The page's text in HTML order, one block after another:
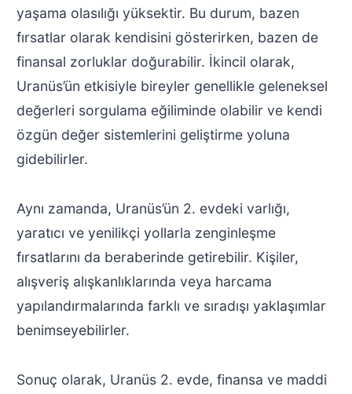
yaşama olasılığı yüksektir. Bu durum, bazen
fırsatlar olarak kendisini gösterirken, bazen de
finansal zorluklar doğurabilir. İkincil olarak,
Uranüs’ün etkisiyle bireyler genellikle geleneksel
değerleri sorgulama eğiliminde olabilir ve kendi
özgün değer sistemlerini geliştirme yoluna
gidebilirler.
Aynı zamanda, Uranüs’ün 2. evdeki varlığı,
yaratıcı ve yenilikçi yollarla zenginleşme
fırsatlarını da beraberinde getirebilir. Kişiler,
alışveriş alışkanlıklarında veya harcama
yapılandırmalarında farklı ve sıradışı yaklaşımlar
benimseyebilirler.
Sonuç olarak, Uranüs 2. evde, finansa ve maddi